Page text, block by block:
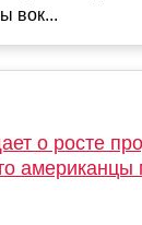
вок...
о росте